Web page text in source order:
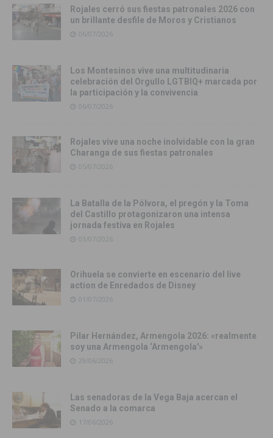
Rojales cerró sus fiestas patronales 2026 con
un brillante desfile de Moros y Cristianos
06/07/2026
Los Montesinos vive una multitudinaria
celebración del Orgullo LGTBIQ+ marcada por
la participación y la convivencia
06/07/2026
Rojales vive una noche inolvidable con la gran
Charanga de sus fiestas patronales
05/07/2026
La Batalla de la Pólvora, el pregón y la Toma
del Castillo protagonizaron una intensa
jornada festiva en Rojales
03/07/2026
Orihuela se convierte en escenario del live
action de Enredados de Disney
01/07/2026
Pilar Hernández, Armengola 2026: «realmente
soy una Armengola ‘Armengola'»
29/06/2026
Las senadoras de la Vega Baja acercan el
Senado a la comarca
17/06/2026